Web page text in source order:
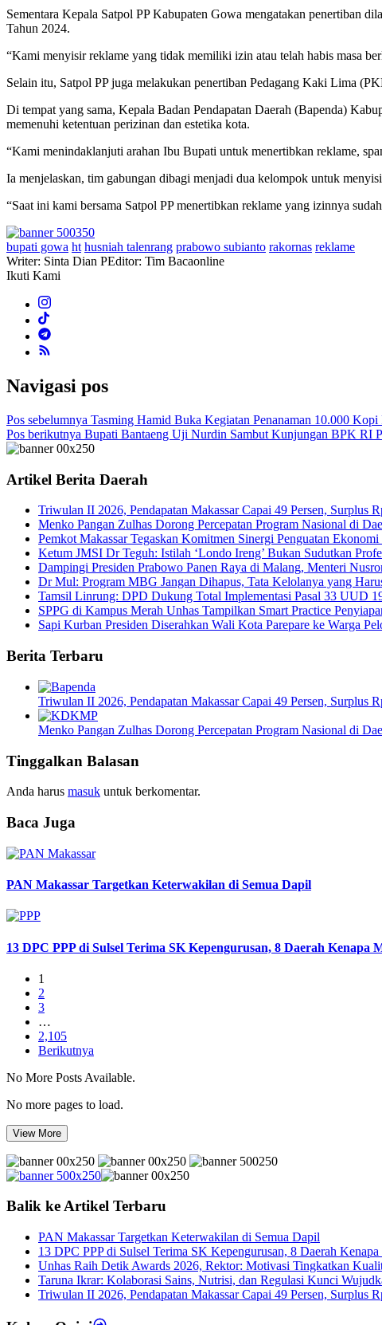
Sementara Kepala Satpol PP Kabupaten Gowa mengatakan penertiban
Tahun 2024.
“Kami menyisir reklame yang tidak memiliki izin atau telah habis masa
Selain itu, Satpol PP juga melakukan penertiban Pedagang Kaki Lima
Di tempat yang sama, Kepala Badan Pendapatan Daerah (Bapenda)
memenuhi ketentuan perizinan dan estetika kota.
“Kami menindaklanjuti arahan Ibu Bupati untuk menertibkan reklame,
Ia menjelaskan, tim gabungan dibagi menjadi dua kelompok untuk
“Saat ini kami bersama Satpol PP menertibkan reklame yang izinnya
bupati gowa ht husniah talenrang prabowo subianto rakornas reklame
Writer: Sinta Dian PEditor: Tim Bacaonline
Ikuti Kami
Navigasi pos
Pos sebelumnya Tasming Hamid Buka Kegiatan Penanaman 10.000
Pos berikutnya Bupati Bantaeng Uji Nurdin Sambut Kunjungan BPK RI
Artikel Berita Daerah
Triwulan II 2026, Pendapatan Makassar Capai 49 Persen, Surplus
Menko Pangan Zulhas Dorong Percepatan Program Nasional di
Pemkot Makassar Tegaskan Komitmen Sinergi Penguatan
Ketum JMSI Dr Teguh: Istilah ‘Londo Ireng’ Bukan Sudutkan
Dampingi Presiden Prabowo Panen Raya di Malang, Menteri
Dr Mul: Program MBG Jangan Dihapus, Tata Kelolanya yang
Tamsil Linrung: DPD Dukung Total Implementasi Pasal 33 UUD
SPPG di Kampus Merah Unhas Tampilkan Smart Practice
Sapi Kurban Presiden Diserahkan Wali Kota Parepare ke Warga
Berita Terbaru
Triwulan II 2026, Pendapatan Makassar Capai 49 Persen, Surplus
Menko Pangan Zulhas Dorong Percepatan Program Nasional di
Tinggalkan Balasan
Anda harus masuk untuk berkomentar.
Baca Juga
PAN Makassar Targetkan Keterwakilan di Semua Dapil
13 DPC PPP di Sulsel Terima SK Kepengurusan, 8 Daerah Kenapa
1
2
3
…
2,105
Berikutnya
No More Posts Available.
No more pages to load.
View More
Balik ke Artikel Terbaru
PAN Makassar Targetkan Keterwakilan di Semua Dapil
13 DPC PPP di Sulsel Terima SK Kepengurusan, 8 Daerah
Unhas Raih Detik Awards 2026, Rektor: Motivasi Tingkatkan
Taruna Ikrar: Kolaborasi Sains, Nutrisi, dan Regulasi Kunci
Triwulan II 2026, Pendapatan Makassar Capai 49 Persen, Surplus